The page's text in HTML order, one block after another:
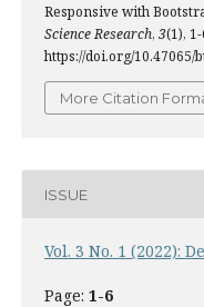
Responsive with
Science Research, 3(1), 1-
https://doi.org/10.47065/
More Citation
ISSUE
Vol. 3 No. 1 (2022):
Page: 1-6